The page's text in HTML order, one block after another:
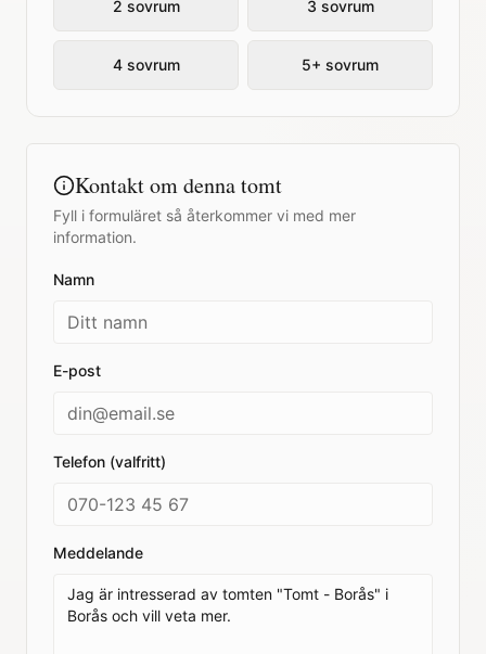
2 sovrum 3 sovrum
4 sovrum 5+ sovrum
Kontakt om denna tomt
Fyll i formuläret så återkommer vi med mer
information.
Namn
E-post
Telefon (valfritt)
Meddelande